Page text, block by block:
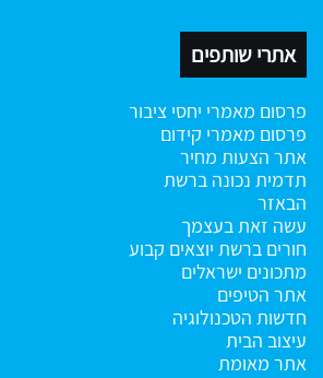
אתרי שותפים
פרסום מאמרי יחסי ציבור
פרסום מאמרי קידום
אתר הצעות מחיר
תדמית נכונה ברשת
הבאזר
עשה זאת בעצמך
חורים ברשת יוצאים קבוע
מתכונים ישראלים
אתר הטיפים
חדשות הטכנולוגיה
עיצוב הבית
אתר מאומת